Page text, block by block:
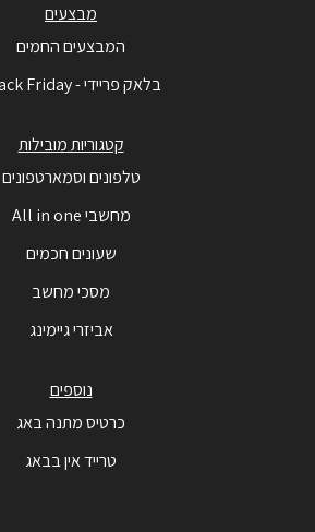
מבצעים
המבצעים החמים
בלאק פריידי - Black Friday
קטגוריות מובילות
טלפונים וסמארטפונים
מחשבי All in one
שעונים חכמים
מסכי מחשב
אביזרי גיימינג
נוספים
כרטיס מתנה באג
טרייד אין בבאג